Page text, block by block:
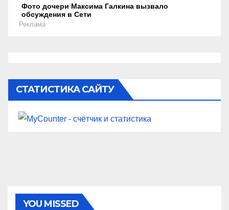
Фото дочери Максима Галкина вызвало
обсуждения в Сети
Реклама
СТАТИСТИКА САЙТУ
YOU MISSED